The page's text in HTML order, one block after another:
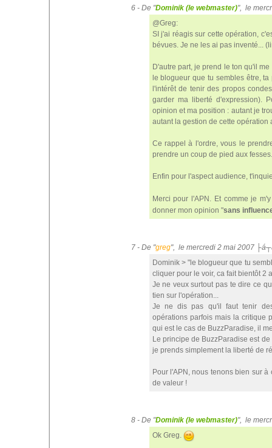
6 - De "Dominik (le webmaster)", le
@Greg:
SI j'ai réagis sur cette opération,
bévues. Je ne les ai pas inventé...
D'autre part, je prend le ton qu'il
le blogueur que tu sembles être,
l'intérêt de tenir des propos
garder ma liberté d'expression).
opinion et ma position : autant je
autant la gestion de cette
Ce rappel à l'ordre, vous le
prendre un coup de pied aux fesses.
Enfin pour l'aspect audience,
Merci pour l'APN. Et comme je
donner mon opinion "sans
7 - De "greg", le mercredi 2 mai 2007
Dominik > "le blogueur que tu
cliquer pour le voir, ca fait bientôt 2
Je ne veux surtout pas te dire ce
tien sur l'opération...
Je ne dis pas qu'il faut tenir
opérations parfois mais la critique
qui est le cas de BuzzParadise, il
Le principe de BuzzParadise est
je prends simplement la liberté de
Pour l'APN, nous tenons bien sur
de valeur !
8 - De "Dominik (le webmaster)", le
Ok Greg.